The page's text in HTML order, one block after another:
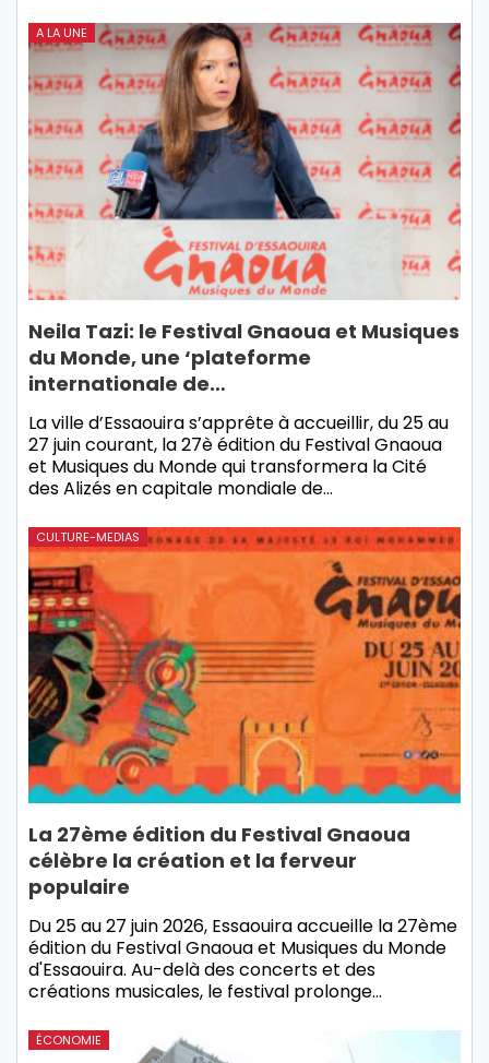
A LA UNE
Neila Tazi: le Festival Gnaoua et Musiques
du Monde, une ‘plateforme
internationale de…
La ville d’Essaouira s’apprête à accueillir, du 25 au
27 juin courant, la 27è édition du Festival Gnaoua
et Musiques du Monde qui transformera la Cité
des Alizés en capitale mondiale de…
CULTURE-MEDIAS
La 27ème édition du Festival Gnaoua
célèbre la création et la ferveur
populaire
Du 25 au 27 juin 2026, Essaouira accueille la 27ème
édition du Festival Gnaoua et Musiques du Monde
d'Essaouira. Au-delà des concerts et des
créations musicales, le festival prolonge…
ÉCONOMIE